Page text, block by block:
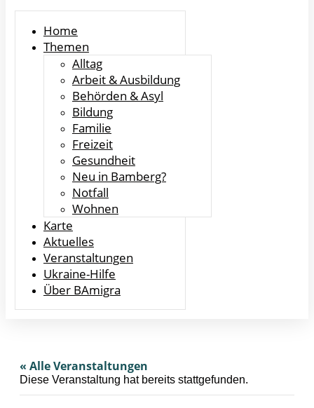
Home
Themen
Alltag
Arbeit & Ausbildung
Behörden & Asyl
Bildung
Familie
Freizeit
Gesundheit
Neu in Bamberg?
Notfall
Wohnen
Karte
Aktuelles
Veranstaltungen
Ukraine-Hilfe
Über BAmigra
« Alle Veranstaltungen
Diese Veranstaltung hat bereits stattgefunden.